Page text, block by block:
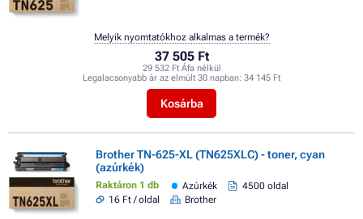
37 505 Ft
29 532 Ft Áfa nélkül
Legalacsonyabb ár az elmúlt 30 napban: 34 145 Ft
Kosárba
Melyik nyomtatókhoz alkalmas a termék?
Brother TN-625-XL (TN625XLC) - toner, cyan
(azúrkék)
Raktáron 1 db Azúrkék
4500 oldal
16 Ft / oldal
Brother